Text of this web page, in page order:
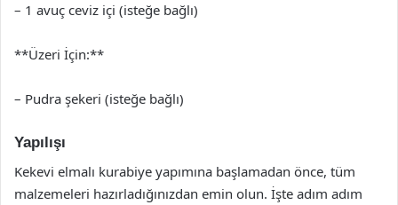
– 1 avuç ceviz içi (isteğe bağlı)
**Üzeri İçin:**
– Pudra şekeri (isteğe bağlı)
Yapılışı
Kekevi elmalı kurabiye yapımına başlamadan önce, tüm
malzemeleri hazırladığınızdan emin olun. İşte adım adım